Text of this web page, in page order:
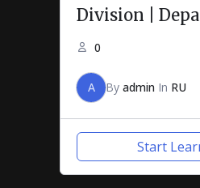
Division |
Labor
0
A By admin In RU
Start